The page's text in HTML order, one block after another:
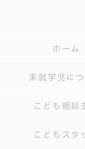
ホーム
未就学児に
こども相談
こどもスタ